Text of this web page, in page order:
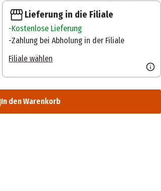
Lieferung in die Filiale
Kostenlose Lieferung
Zahlung bei Abholung in der Filiale
Filiale wählen
In den Warenkorb